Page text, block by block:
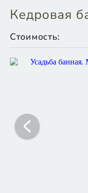
Кедровая
Стоимость: